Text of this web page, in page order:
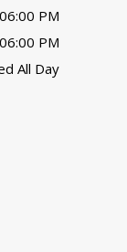
PM
PM
All Day